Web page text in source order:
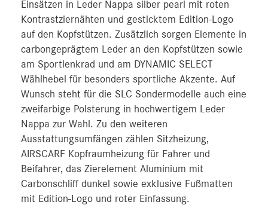
Einsätzen in Leder Nappa silber pearl mit roten
Kontrastziernähten und gesticktem Edition-Logo
auf den Kopfstützen. Zusätzlich sorgen Elemente in
carbongeprägtem Leder an den Kopfstützen sowie
am Sportlenkrad und am DYNAMIC SELECT
Wählhebel für besonders sportliche Akzente. Auf
Wunsch steht für die SLC Sondermodelle auch eine
zweifarbige Polsterung in hochwertigem Leder
Nappa zur Wahl. Zu den weiteren
Ausstattungsumfängen zählen Sitzheizung,
AIRSCARF Kopfraumheizung für Fahrer und
Beifahrer, das Zierelement Aluminium mit
Carbonschliff dunkel sowie exklusive Fußmatten
mit Edition-Logo und roter Einfassung.